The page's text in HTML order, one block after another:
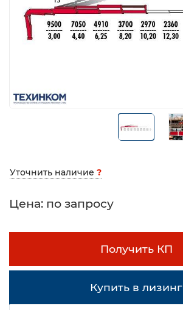
Уточнить наличие ?
Цена: по запросу
Получить КП
Купить в лизинг